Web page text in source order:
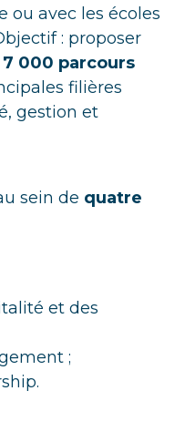
ou avec les écoles
: proposer
7 000 parcours
filières
gestion et
sein de quatre
et des
;